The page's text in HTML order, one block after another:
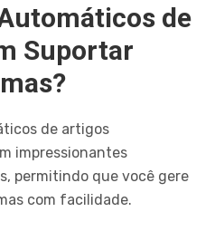
de
Suportar
de artigos
impressionantes
permitindo que você gere
com facilidade.